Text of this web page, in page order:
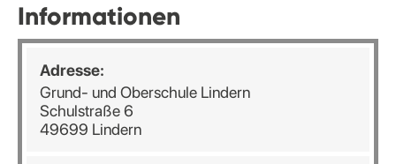
Informationen
Adresse:
Grund- und Oberschule Lindern
Schulstraße 6
49699 Lindern